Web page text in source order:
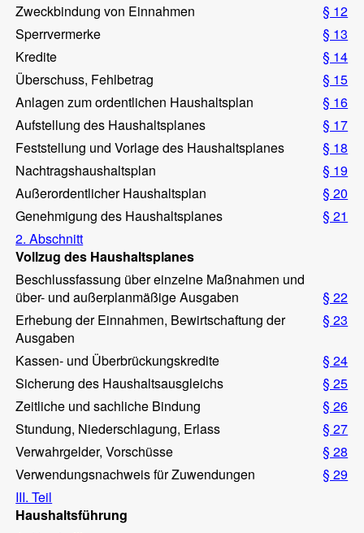
Zweckbindung von Einnahmen
§ 12
Sperrvermerke
§ 13
Kredite
§ 14
Überschuss, Fehlbetrag
§ 15
Anlagen zum ordentlichen Haushaltsplan
§ 16
Aufstellung des Haushaltsplanes
§ 17
Feststellung und Vorlage des Haushaltsplanes
§ 18
Nachtragshaushaltsplan
§ 19
Außerordentlicher Haushaltsplan
§ 20
Genehmigung des Haushaltsplanes
§ 21
2. Abschnitt
Vollzug des Haushaltsplanes
Beschlussfassung über einzelne Maßnahmen und
über- und außerplanmäßige Ausgaben
§ 22
Erhebung der Einnahmen, Bewirtschaftung der
Ausgaben
§ 23
Kassen- und Überbrückungskredite
§ 24
Sicherung des Haushaltsausgleichs
§ 25
Zeitliche und sachliche Bindung
§ 26
Stundung, Niederschlagung, Erlass
§ 27
Verwahrgelder, Vorschüsse
§ 28
Verwendungsnachweis für Zuwendungen
§ 29
III. Teil
Haushaltsführung